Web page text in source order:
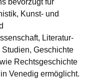
bevorzugt für
Kunst- und
Literatur-
Geschichte
Rechtsgeschichte
Venedig ermöglicht.